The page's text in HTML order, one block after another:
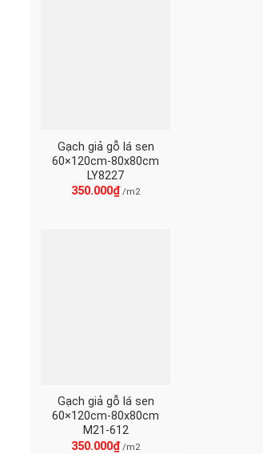
Gạch giả gỗ lá sen
60×120cm-80x80cm
LY8227
350.000₫ /m2
Gạch giả gỗ lá sen
60×120cm-80x80cm
M21-612
350.000₫ /m2